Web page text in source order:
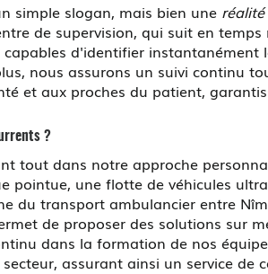
simple slogan, mais bien une
de supervision, qui suit en
d'identifier instantanément
nous assurons un suivi continu
et aux proches du patient,
?
tout dans notre approche
pointue, une flotte de véhicules
du transport ambulancier entre
de proposer des solutions sur
dans la formation de nos
assurant ainsi un service de